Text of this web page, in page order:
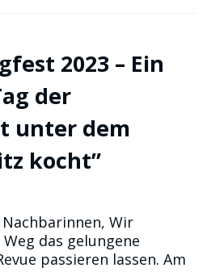
2023 – Ein
der
unter dem
kocht”
Wir
das gelungene
passieren lassen. Am